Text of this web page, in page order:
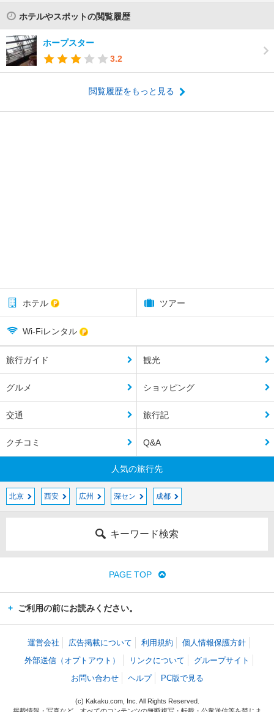
ホテルやスポットの閲覧履歴
ホープスター
3.2
閲覧履歴をもっと見る
ホテル ツアー
Wi-Fiレンタル
旅行ガイド 観光
グルメ ショッピング
交通 旅行記
クチコミ Q&A
人気の旅行先
北京 西安 広州 深セン 成都
キーワード検索
PAGE TOP
ご利用の前にお読みください。
運営会社 広告掲載について 利用規約
個人情報保護方針
外部送信（オプトアウト）
リンクについて
グループサイト
お問い合わせ
ヘルプ PC版で見る
(c) Kakaku.com, Inc. All Rights Reserved.